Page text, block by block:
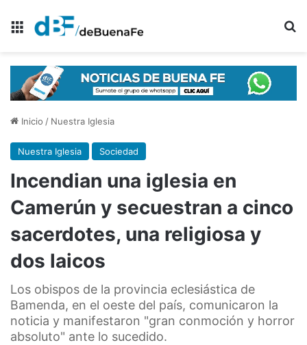
Menú
Inicio / Nuestra Iglesia
Nuestra Iglesia Sociedad
Incendian una iglesia en
Camerún y secuestran a cinco
sacerdotes, una religiosa y
dos laicos
Los obispos de la provincia eclesiástica de
Bamenda, en el oeste del país, comunicaron la
noticia y manifestaron "gran conmoción y horror
absoluto" ante lo sucedido.